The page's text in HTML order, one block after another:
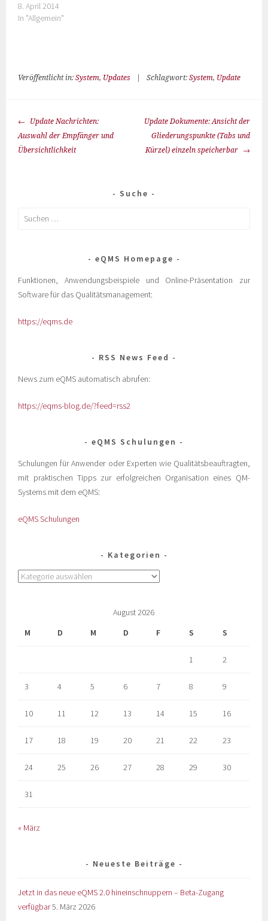
8. April 2014
In "Allgemein"
Veröffentlicht in:System, Updates Schlagwort:System, Update
Update Nachrichten:
Auswahl der Empfänger und
Übersichtlichkeit
Update Dokumente: Ansicht der
Gliederungspunkte (Tabs und
Kürzel) einzeln speicherbar
Suche
eQMS Homepage
Funktionen, Anwendungsbeispiele und Online-Präsentation zur
Software für das Qualitätsmanagement:
https://eqms.de
RSS News Feed
News zum eQMS automatisch abrufen:
https://eqms-blog.de/?feed=rss2
eQMS Schulungen
Schulungen für Anwender oder Experten wie Qualitätsbeauftragten,
mit praktischen Tipps zur erfolgreichen Organisation eines QM-
Systems mit dem eQMS:
eQMS Schulungen
Kategorien
August 2026
M
D M D F S S
1 2
3 4 5 6 7 8 9
10 11 12 13 14 15 16
17 18 19 20 21 22 23
24 25 26 27 28 29 30
31
« März
Neueste Beiträge
Jetzt in das neue eQMS 2.0 hineinschnuppern – Beta-Zugang
verfügbar5. März 2026